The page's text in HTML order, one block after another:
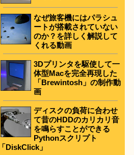
なぜ旅客機にはパラシュ
ートが搭載されていない
のか？を詳しく解説して
くれる動画
3Dプリンタを駆使して一
体型Macを完全再現した
「Brewintosh」の制作動
画
ディスクの負荷に合わせ
て昔のHDDのカリカリ音
を鳴らすことができる
Pythonスクリプト
「DiskClick」